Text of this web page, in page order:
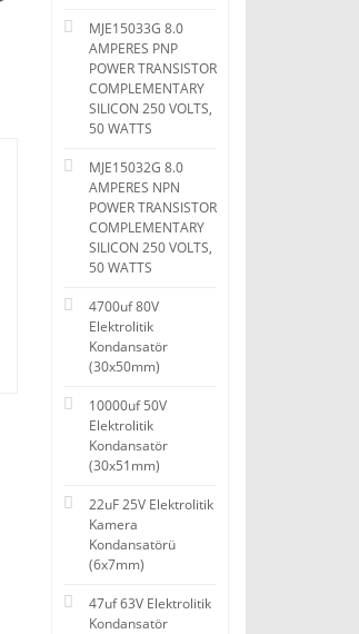
MJE15033G 8.0
AMPERES PNP
POWER TRANSISTOR
COMPLEMENTARY
SILICON 250 VOLTS,
50 WATTS
MJE15032G 8.0
AMPERES NPN
POWER TRANSISTOR
COMPLEMENTARY
SILICON 250 VOLTS,
50 WATTS
4700uf 80V
Elektrolitik
Kondansatör
(30x50mm)
10000uf 50V
Elektrolitik
Kondansatör
(30x51mm)
22uF 25V Elektrolitik
Kamera
Kondansatörü
(6x7mm)
47uf 63V Elektrolitik
Kondansatör